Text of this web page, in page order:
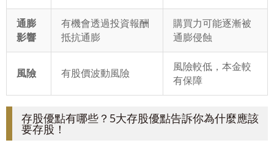
通膨
影響
有機會透過投資報酬
抵抗通膨
購買力可能逐漸被
通膨侵蝕
風險 有股價波動風險
風險較低，本金較
有保障
存股優點有哪些？5大存股優點告訴你為什麼應該
要存股！